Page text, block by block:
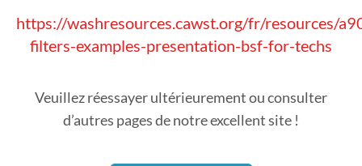
https://washresources.cawst.org/fr/resources/
filters-examples-presentation-bsf-for-techs
Veuillez réessayer ultérieurement ou consulter
d’autres pages de notre excellent site !